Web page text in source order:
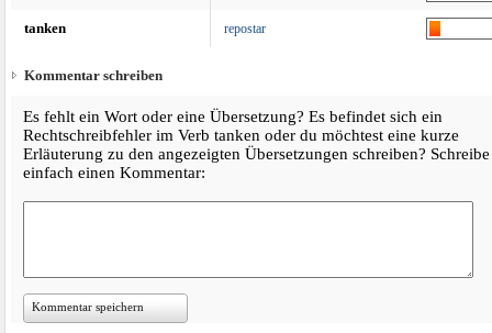
tanken repostar
Kommentar schreiben
Es fehlt ein Wort oder eine Übersetzung? Es befindet sich ein
Rechtschreibfehler im Verb tanken oder du möchtest eine kurze
Erläuterung zu den angezeigten Übersetzungen schreiben? Schreibe
einfach einen Kommentar:
Kommentar speichern